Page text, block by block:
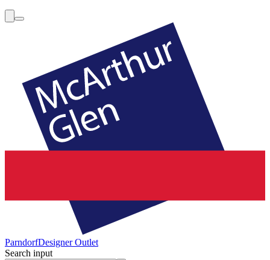
ParndorfDesigner Outlet
Search input